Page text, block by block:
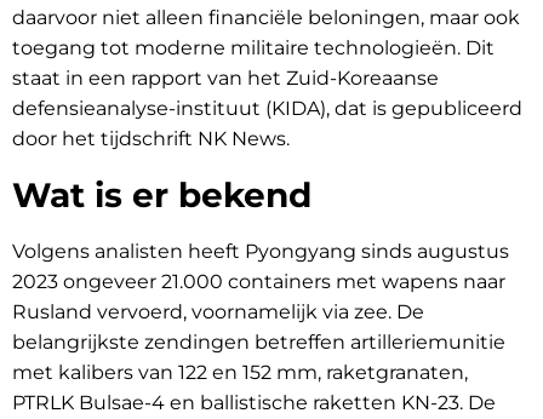
daarvoor niet alleen financiële beloningen, maar ook
toegang tot moderne militaire technologieën. Dit
staat in een rapport van het Zuid-Koreaanse
defensieanalyse-instituut (KIDA), dat is gepubliceerd
door het tijdschrift NK News.
Wat is er bekend
Volgens analisten heeft Pyongyang sinds augustus
2023 ongeveer 21.000 containers met wapens naar
Rusland vervoerd, voornamelijk via zee. De
belangrijkste zendingen betreffen artilleriemunitie
met kalibers van 122 en 152 mm, raketgranaten,
PTRLK Bulsae-4 en ballistische raketten KN-23. De